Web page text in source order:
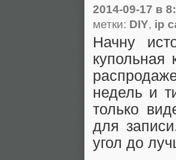
2014-09-17 в
метки: DIY, ip
Начну
недель и
только
для
угол до